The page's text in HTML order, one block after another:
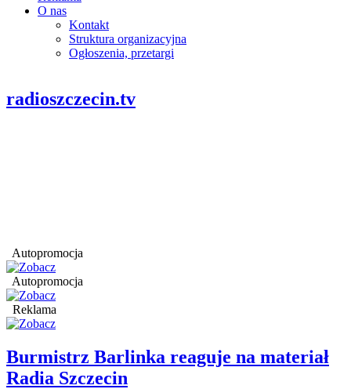
O nas
Kontakt
Struktura organizacyjna
Ogłoszenia, przetargi
radioszczecin.tv
Autopromocja
Autopromocja
Reklama
Burmistrz Barlinka reaguje na materiał
Radia Szczecin